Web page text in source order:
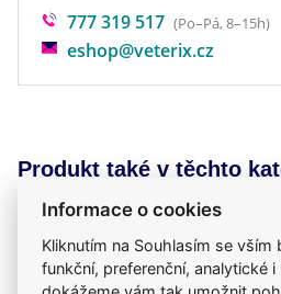
777 319 517 (Po–Pá, 8–15h)
eshop@veterix.cz
Produkt také v těchto
Krmiva
Mého psa trápí
Pro dospělé
Konzervy a
Informace o cookies
Kliknutím na Souhlasím se
funkční, preferenční, analytické